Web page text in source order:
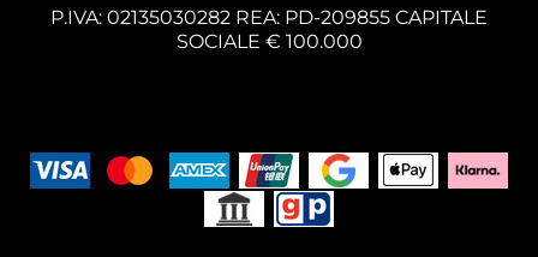
P.IVA: 02135030282 REA: PD-209855 CAPITALE
SOCIALE € 100.000